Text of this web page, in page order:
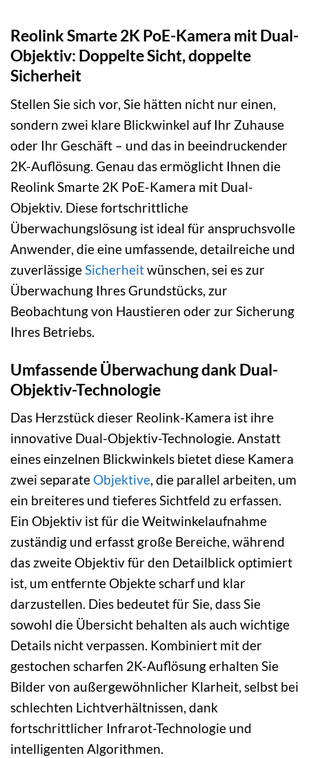
Reolink Smarte 2K PoE-Kamera mit Dual-
Objektiv: Doppelte Sicht, doppelte
Sicherheit
Stellen Sie sich vor, Sie hätten nicht nur einen,
sondern zwei klare Blickwinkel auf Ihr Zuhause
oder Ihr Geschäft – und das in beeindruckender
2K-Auflösung. Genau das ermöglicht Ihnen die
Reolink Smarte 2K PoE-Kamera mit Dual-
Objektiv. Diese fortschrittliche
Überwachungslösung ist ideal für anspruchsvolle
Anwender, die eine umfassende, detailreiche und
zuverlässigeSicherheitwünschen, sei es zur
Überwachung Ihres Grundstücks, zur
Beobachtung von Haustieren oder zur Sicherung
Ihres Betriebs.
Umfassende Überwachung dank Dual-
Objektiv-Technologie
Das Herzstück dieser Reolink-Kamera ist ihre
innovative Dual-Objektiv-Technologie. Anstatt
eines einzelnen Blickwinkels bietet diese Kamera
zwei separate Objektive, die parallel arbeiten, um
ein breiteres und tieferes Sichtfeld zu erfassen.
Ein Objektiv ist für die Weitwinkelaufnahme
zuständig und erfasst große Bereiche, während
das zweite Objektiv für den Detailblick optimiert
ist, um entfernte Objekte scharf und klar
darzustellen. Dies bedeutet für Sie, dass Sie
sowohl die Übersicht behalten als auch wichtige
Details nicht verpassen. Kombiniert mit der
gestochen scharfen 2K-Auflösung erhalten Sie
Bilder von außergewöhnlicher Klarheit, selbst bei
schlechten Lichtverhältnissen, dank
fortschrittlicher Infrarot-Technologie und
intelligenten Algorithmen.